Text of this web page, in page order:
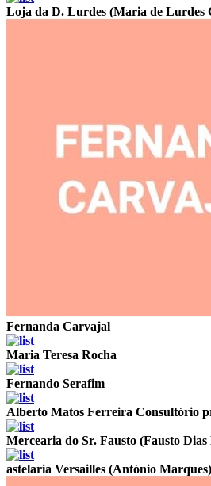
Loja da D. Lurdes (Maria de Lurdes
Fernanda Carvajal
Maria Teresa Rocha
Fernando Serafim
Alberto Matos Ferreira Consultório
Mercearia do Sr. Fausto (Fausto
astelaria Versailles (António Marques)